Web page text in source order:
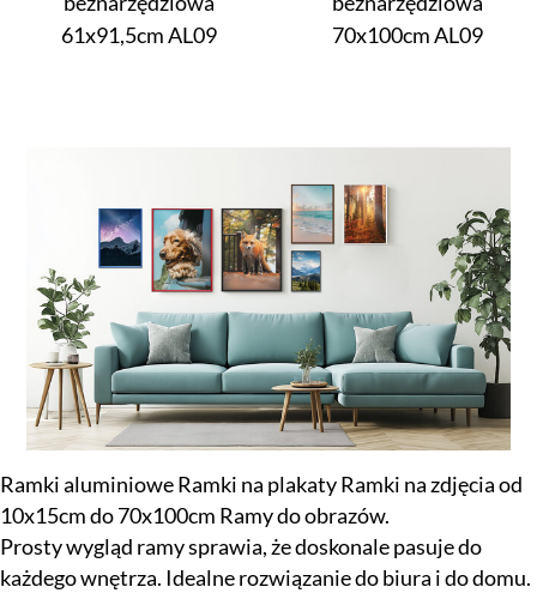
61x91,5cm AL09
70x100cm AL09
Ramki aluminiowe Ramki na plakaty Ramki na zdjęcia od
10x15cm do 70x100cm Ramy do obrazów.
Prosty wygląd ramy sprawia, że doskonale pasuje do
każdego wnętrza. Idealne rozwiązanie do biura i do domu.